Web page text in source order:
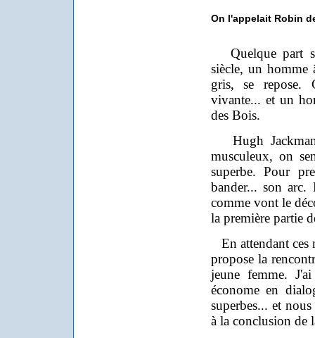
On l'appelait Robin
Quelque part
siècle, un homme
gris, se repose.
vivante... et un
des Bois.
Hugh
musculeux, on
superbe. Pour
bander... son
comme vont le
la première partie
En attendant ces
propose la
jeune femme.
économe en
superbes... et
à la conclusion de